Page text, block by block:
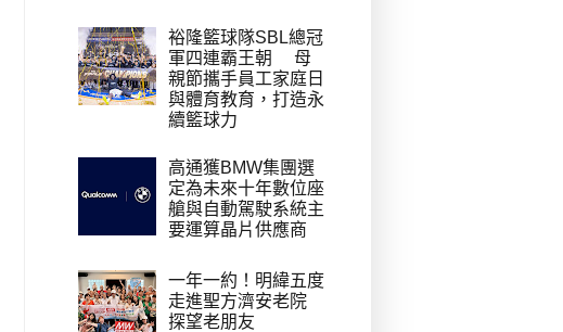
裕隆籃球隊SBL總冠
軍四連霸王朝 母
親節攜手員工家庭日
與體育教育，打造永
續籃球力
高通獲BMW集團選
定為未來十年數位座
艙與自動駕駛系統主
要運算晶片供應商
一年一約！明緯五度
走進聖方濟安老院
探望老朋友